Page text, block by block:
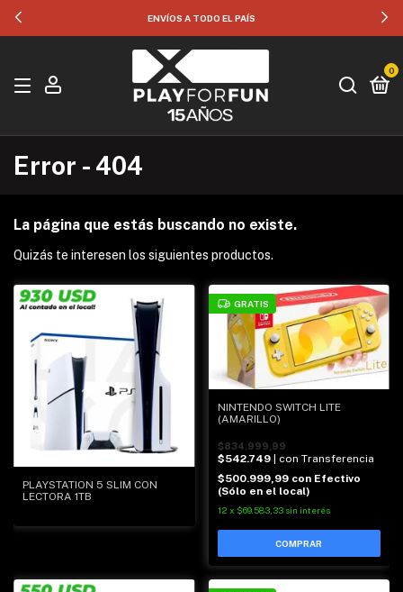
ENVÍOS A TODO EL PAÍS
0
Error - 404
La página que estás buscando no existe.
Quizás te interesen los siguientes productos.
PLAYSTATION 5 SLIM CON
LECTORA 1TB
GRATIS
NINTENDO SWITCH LITE
(AMARILLO)
$834.999,99
$542.749
| con Transferencia
$500.999,99 con Efectivo
(Sólo en el local)
12 x $69.583,33 sin interés